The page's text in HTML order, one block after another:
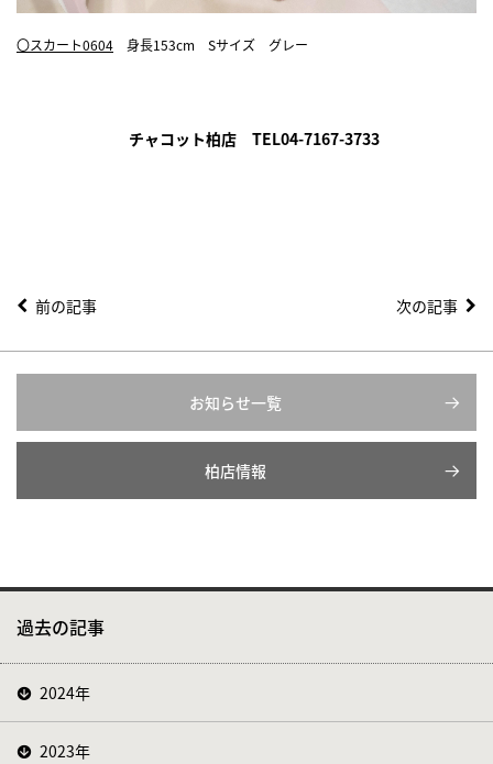
〇スカート0604 身長153cm Sサイズ グレー
チャコット柏店 TEL04-7167-3733
前の記事 次の記事
お知らせ一覧
柏店情報
過去の記事
2024年
2023年